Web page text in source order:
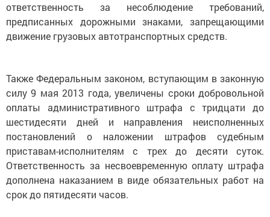
ответственность за несоблюдение требований,
предписанных дорожными знаками, запрещающими
движение грузовых автотранспортных средств.
Также Федеральным законом, вступающим в законную
силу 9 мая 2013 года, увеличены сроки добровольной
оплаты административного штрафа с тридцати до
шестидесяти дней и направления неисполненных
постановлений о наложении штрафов судебным
приставам-исполнителям с трех до десяти суток.
Ответственность за несвоевременную оплату штрафа
дополнена наказанием в виде обязательных работ на
срок до пятидесяти часов.